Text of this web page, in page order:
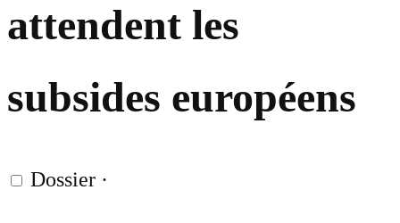
attendent les
subsides européens
Dossier ·